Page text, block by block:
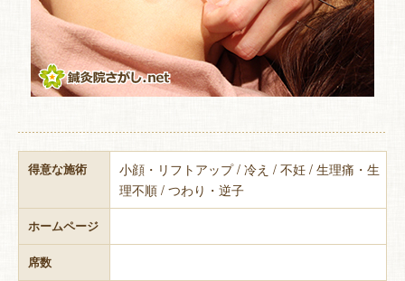
得意な施術
小顔・リフトアップ / 冷え / 不妊 / 生理痛・生
理不順 / つわり・逆子
ホームページ
席数